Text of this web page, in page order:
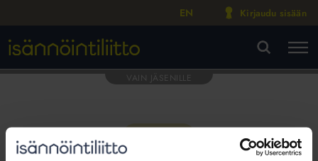
EN Kirjaudu sisään